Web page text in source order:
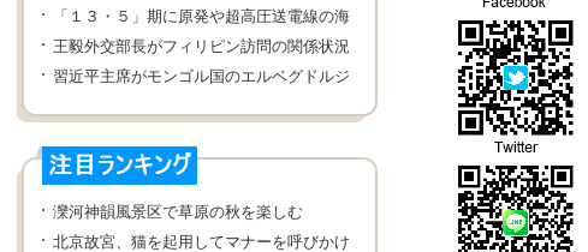
「１３・５」期に原発や超高圧送電線の海
外進出推進 中国
王毅外交部長がフィリピン訪問の関係状況
を説明
習近平主席がモンゴル国のエルベグドルジ
強調
灤河神韻風景区で草原の秋を楽しむ
北京故宮、猫を起用してマナーを呼びかけ